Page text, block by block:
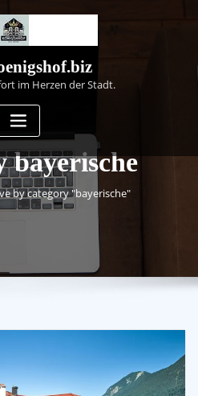
im Herzen der Stadt.
bayerische
by category "bayerische"